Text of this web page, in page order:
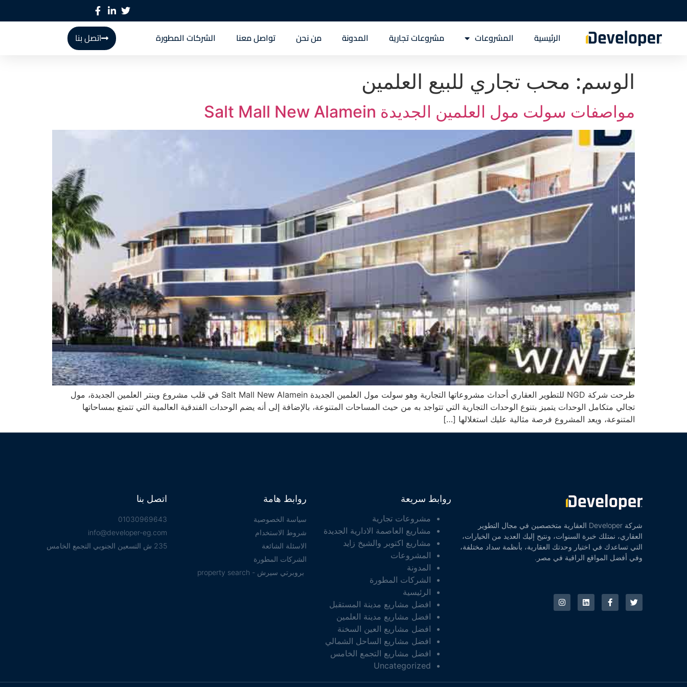
الرئيسية المشروعات مشروعات تجارية المدونة من نحن تواصل معنا الشركات المطورة اتصل بنا
الوسم: محب تجاري للبيع العلمين
مواصفات سولت مول العلمين الجديدة Salt Mall New Alamein
طرحت شركة NGD للتطوير العقاري أحداث مشروعاتها التجارية وهو سولت مول العلمين الجديدة Salt Mall New Alamein في قلب مشروع وينتر العلمين الجديدة، مول
تجالي متكامل الوحدات يتميز بتنوع الوحدات التجارية التي تتواجد به من حيث المساحات المتنوعة، بالإضافة إلى أنه يضم الوحدات الفندقية العالمية التي تتمتع بمساحاتها
المتنوعة، ويعد المشروع فرصة مثالية عليك استغلالها […]
شركة Developer العقارية متخصصين في مجال التطوير
العقاري، نمتلك خبرة السنوات، ونتيح إليك العديد من الخيارات،
التي تساعدك في اختيار وحدتك العقارية، بأنظمة سداد مختلفة،
وفي أفضل المواقع الراقية في مصر.
روابط سريعة
مشروعات تجارية
مشاريع العاصمة الادارية الجديدة
مشاريع اكتوبر والشيخ زايد
المشروعات
المدونة
الشركات المطورة
الرئيسية
افضل مشاريع مدينة المستقبل
افضل مشاريع مدينة العلمين
افضل مشاريع العين السخنة
افضل مشاريع الساحل الشمالي
افضل مشاريع التجمع الخامس
Uncategorized
روابط هامة
سياسة الخصوصية
شروط الاستخدام
الاسئلة الشائعة
الشركات المطورة
بروبرتي سيرش - property search
اتصل بنا
01030969643
info@developer-eg.com
235 ش التسعين الجنوبي التجمع الخامس